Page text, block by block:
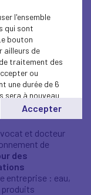
en matière
leurs
et docteur
de
des
entreprise : eau,
produits
l'ensemble
qui sont
bouton
ailleurs de
traitement des
ou
une durée de 6
sera à nouveau
en
Accepter